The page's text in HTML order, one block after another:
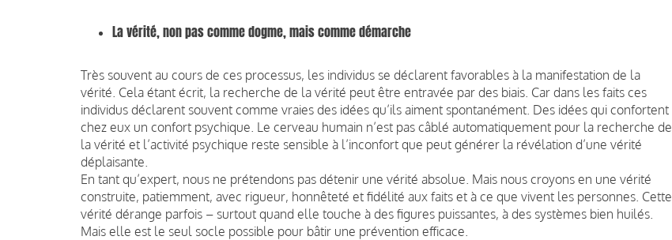
La vérité, non pas comme dogme, mais comme démarche
Très souvent au cours de ces processus, les individus se déclarent favorables à la manifestation de la
vérité. Cela étant écrit, la recherche de la vérité peut être entravée par des biais. Car dans les faits ces
individus déclarent souvent comme vraies des idées qu’ils aiment spontanément. Des idées qui confortent
chez eux un confort psychique. Le cerveau humain n’est pas câblé automatiquement pour la recherche de
la vérité et l’activité psychique reste sensible à l’inconfort que peut générer la révélation d’une vérité
déplaisante.
En tant qu’expert, nous ne prétendons pas détenir une vérité absolue. Mais nous croyons en une vérité
construite, patiemment, avec rigueur, honnêteté et fidélité aux faits et à ce que vivent les personnes. Cette
vérité dérange parfois – surtout quand elle touche à des figures puissantes, à des systèmes bien huilés.
Mais elle est le seul socle possible pour bâtir une prévention efficace.